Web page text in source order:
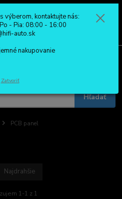
Hľadať
PCB panel
Najdrahšie
1-1 z 1
výberom, kontaktujte nás:
- Pia: 08:00 - 16:00
auto.sk
nakupovanie
Zatvoriť